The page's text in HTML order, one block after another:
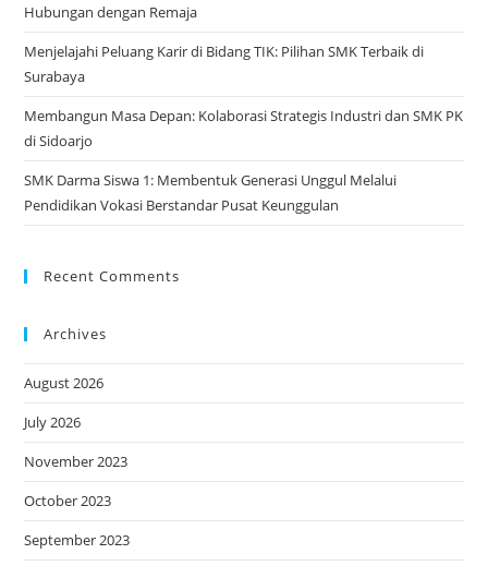
Hubungan dengan Remaja
Menjelajahi Peluang Karir di Bidang TIK: Pilihan SMK Terbaik di
Surabaya
Membangun Masa Depan: Kolaborasi Strategis Industri dan SMK PK
di Sidoarjo
SMK Darma Siswa 1: Membentuk Generasi Unggul Melalui
Pendidikan Vokasi Berstandar Pusat Keunggulan
Recent Comments
Archives
August 2026
July 2026
November 2023
October 2023
September 2023